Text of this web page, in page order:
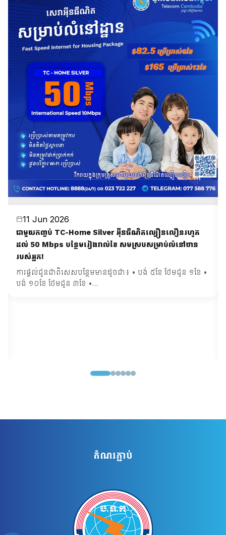
11 Jun 2026
ជាមួយកញ្ចប់ TC-Home Silver អ៊ីនធឺណិតល្បឿនលឿនរហូត
ដល់ 50 Mbps បន្ថែមរៀងរាល់ខែ សមស្របសម្រាប់លំនៅឋាន
របស់អ្នក!
ការផ្តល់ជូនជាពិសេសបន្ថែមមានដូចជា៖ • បង់ ៥ខែ ថែមជូន ១ខែ •
បង់ ១០ខែ ថែមជូន ៣ខែ •…
តំណរភ្ជាប់